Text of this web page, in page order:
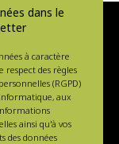
dans le
à caractère
respect des règles
(RGPD)
aux
ainsi qu'à vos
des données